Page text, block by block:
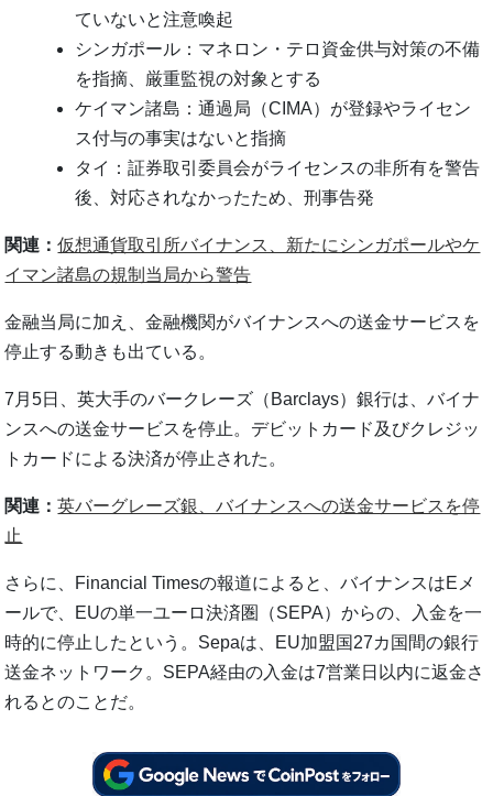
ていないと注意喚起
シンガポール：マネロン・テロ資金供与対策の不備
を指摘、厳重監視の対象とする
ケイマン諸島：通過局（CIMA）が登録やライセン
ス付与の事実はないと指摘
タイ：証券取引委員会がライセンスの非所有を警告
後、対応されなかったため、刑事告発
関連：仮想通貨取引所バイナンス、新たにシンガポールやケ
イマン諸島の規制当局から警告
金融当局に加え、金融機関がバイナンスへの送金サービスを
停止する動きも出ている。
7月5日、英大手のバークレーズ（Barclays）銀行は、バイナ
ンスへの送金サービスを停止。デビットカード及びクレジッ
トカードによる決済が停止された。
関連：英バーグレーズ銀、バイナンスへの送金サービスを停
止
さらに、Financial Timesの報道によると、バイナンスはEメ
ールで、EUの単一ユーロ決済圏（SEPA）からの、入金を一
時的に停止したという。Sepaは、EU加盟国27カ国間の銀行
送金ネットワーク。SEPA経由の入金は7営業日以内に返金さ
れるとのことだ。